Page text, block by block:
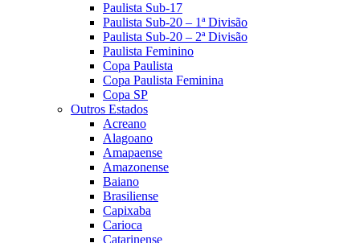
Paulista Sub-17
Paulista Sub-20 – 1ª Divisão
Paulista Sub-20 – 2ª Divisão
Paulista Feminino
Copa Paulista
Copa Paulista Feminina
Copa SP
Outros Estados
Acreano
Alagoano
Amapaense
Amazonense
Baiano
Brasiliense
Capixaba
Carioca
Catarinense